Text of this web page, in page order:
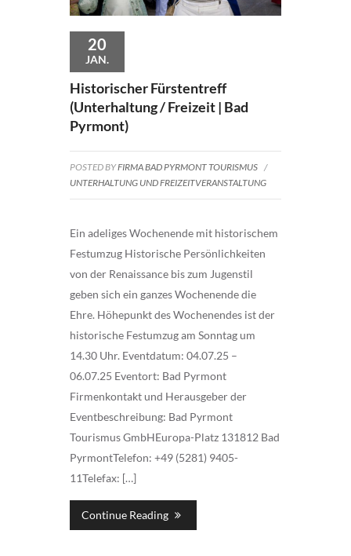
20
JAN.
Historischer Fürstentreff
(Unterhaltung / Freizeit | Bad
Pyrmont)
POSTED BYFIRMA BAD PYRMONT TOURISMUS /
UNTERHALTUNG UND FREIZEITVERANSTALTUNG
Ein adeliges Wochenende mit historischem
Festumzug Historische Persönlichkeiten
von der Renaissance bis zum Jugenstil
geben sich ein ganzes Wochenende die
Ehre. Höhepunkt des Wochenendes ist der
historische Festumzug am Sonntag um
14.30 Uhr. Eventdatum: 04.07.25 –
06.07.25 Eventort: Bad Pyrmont
Firmenkontakt und Herausgeber der
Eventbeschreibung: Bad Pyrmont
Tourismus GmbHEuropa-Platz 131812 Bad
PyrmontTelefon: +49 (5281) 9405-
11Telefax: […]
Continue Reading